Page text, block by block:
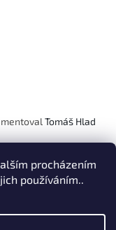
procházením
používáním..
Tomáš Hlad